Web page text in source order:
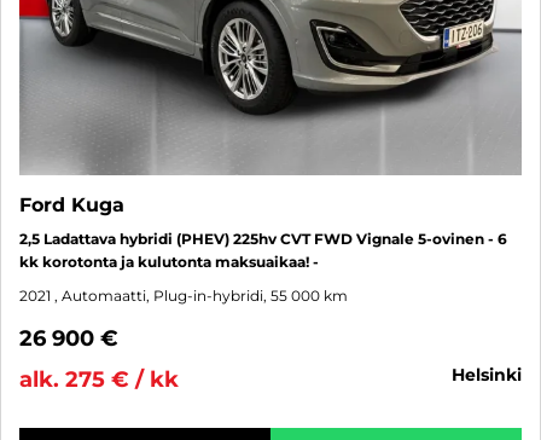
Ford Kuga
2,5 Ladattava hybridi (PHEV) 225hv CVT FWD Vignale 5-ovinen - 6
kk korotonta ja kulutonta maksuaikaa! -
2021 , Automaatti, Plug-in-hybridi, 55 000 km
26 900 €
alk. 275 € / kk
helsinki